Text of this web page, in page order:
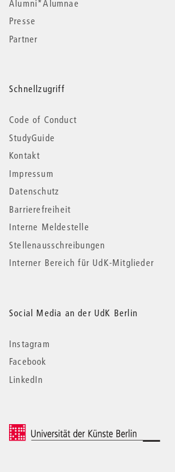
Alumni*Alumnae
Presse
Partner
Schnellzugriff
Code of Conduct
StudyGuide
Kontakt
Impressum
Datenschutz
Barrierefreiheit
Interne Meldestelle
Stellenausschreibungen
Interner Bereich für UdK-Mitglieder
Social Media an der UdK Berlin
Instagram
Facebook
LinkedIn
© 2026 Universität der Künste Berlin